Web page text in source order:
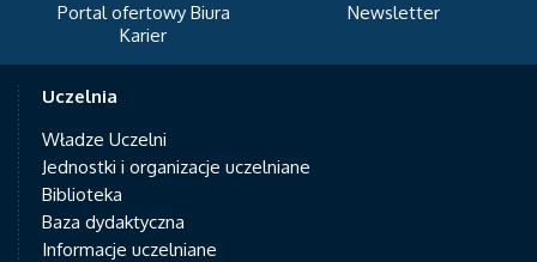
Portal ofertowy Biura
Karier
Newsletter
Uczelnia
Władze Uczelni
Jednostki i organizacje uczelniane
Biblioteka
Baza dydaktyczna
Informacje uczelniane